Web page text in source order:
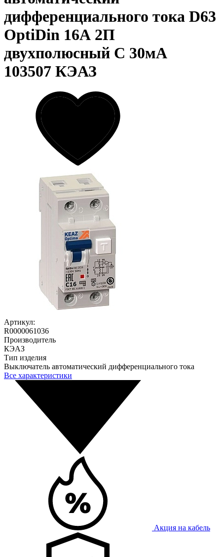
дифференциального тока D63
OptiDin 16А 2П
двухполюсный C 30мА
103507 КЭАЗ
Артикул:
R0000061036
Производитель
КЭАЗ
Тип изделия
Выключатель автоматический дифференциального тока
Все характеристики
Акция на кабель